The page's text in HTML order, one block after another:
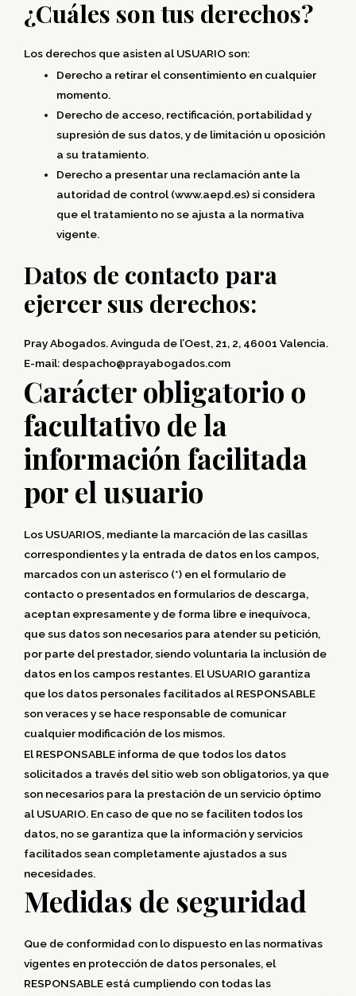
¿Cuáles son tus derechos?
Los derechos que asisten al USUARIO son:
Derecho a retirar el consentimiento en cualquier
momento.
Derecho de acceso, rectificación, portabilidad y
supresión de sus datos, y de limitación u oposición
a su tratamiento.
Derecho a presentar una reclamación ante la
autoridad de control (www.aepd.es) si considera
que el tratamiento no se ajusta a la normativa
vigente.
Datos de contacto para
ejercer sus derechos:
Pray Abogados. Avinguda de l’Oest, 21, 2, 46001 Valencia.
E-mail: despacho@prayabogados.com
Carácter obligatorio o
facultativo de la
información facilitada
por el usuario
Los USUARIOS, mediante la marcación de las casillas
correspondientes y la entrada de datos en los campos,
marcados con un asterisco (*) en el formulario de
contacto o presentados en formularios de descarga,
aceptan expresamente y de forma libre e inequívoca,
que sus datos son necesarios para atender su petición,
por parte del prestador, siendo voluntaria la inclusión de
datos en los campos restantes. El USUARIO garantiza
que los datos personales facilitados al RESPONSABLE
son veraces y se hace responsable de comunicar
cualquier modificación de los mismos.
El RESPONSABLE informa de que todos los datos
solicitados a través del sitio web son obligatorios, ya que
son necesarios para la prestación de un servicio óptimo
al USUARIO. En caso de que no se faciliten todos los
datos, no se garantiza que la información y servicios
facilitados sean completamente ajustados a sus
necesidades.
Medidas de seguridad
Que de conformidad con lo dispuesto en las normativas
vigentes en protección de datos personales, el
RESPONSABLE está cumpliendo con todas las